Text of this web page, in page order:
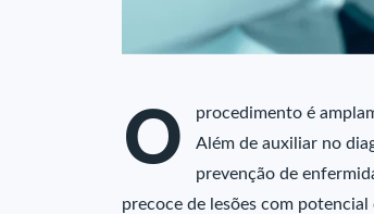
O
procedimento é
Além de auxiliar no
prevenção de
precoce de lesões com potencial